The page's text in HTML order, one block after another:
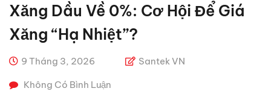
Xăng Dầu Về 0%: Cơ Hội Để Giá
Xăng “hạ Nhiệt”?
9 Tháng 3, 2026 Santek VN
Không Có Bình Luận